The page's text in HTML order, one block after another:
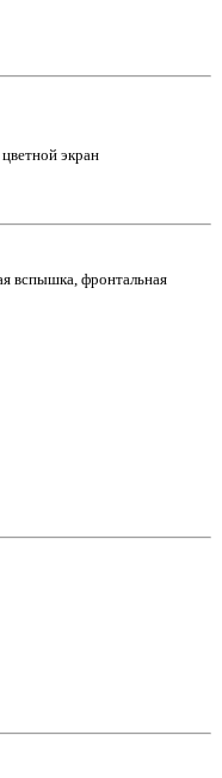
экран
вспышка, фронтальная